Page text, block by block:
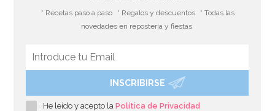
* Recetas paso a paso * Regalos y descuentos
* Todas las
novedades en repostería y fiestas
INSCRIBIRSE
He leído y acepto laPolítica de Privacidad